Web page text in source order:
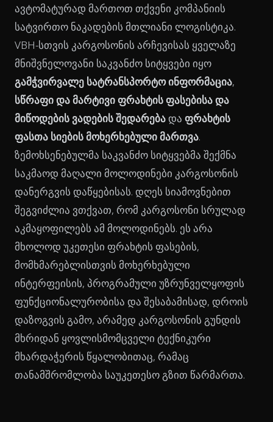
ავტომატურად მართოთ თქვენი კომპანიის
სატვირთო ნაკადების მთლიანი ლოგისტიკა.
VBH-სთვის კარგოსონის არჩევისას ყველაზე
მნიშვნელოვანი საკვანძო სიტყვები იყო
გამჭვირვალე სატრანსპორტო ინფორმაცია,
სწრაფი და მარტივიფრახტის ფასებისა და
მიწოდების ვადების შედარებადა ფრახტის
ფასთა სიების მოხერხებული მართვა.
ზემოხსენებულმა საკვანძო სიტყვებმა შექმნა
საკმაოდ მაღალი მოლოდინები კარგოსონის
დანერგვის დაწყებისას. დღეს სიამოვნებით
შეგვიძლია ვთქვათ, რომ კარგოსონი სრულად
აკმაყოფილებს ამ მოლოდინებს. ეს არა
მხოლოდ უკეთესი ფრახტის ფასების,
მომხმარებლისთვის მოხერხებული
ინტერფეისის, პროგრამული უზრუნველყოფის
ფუნქციონალურობისა და შესაბამისად, დროის
დაზოგვის გამო, არამედ კარგოსონის გუნდის
მხრიდან ყოვლისმომცველი ტექნიკური
მხარდაჭერის წყალობითაც, რამაც
თანამშრომლობა საუკეთესო გზით წარმართა.